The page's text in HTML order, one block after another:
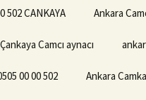
502 CANKAYA Ankara
Camcı aynacı
00 00 502 Ankara